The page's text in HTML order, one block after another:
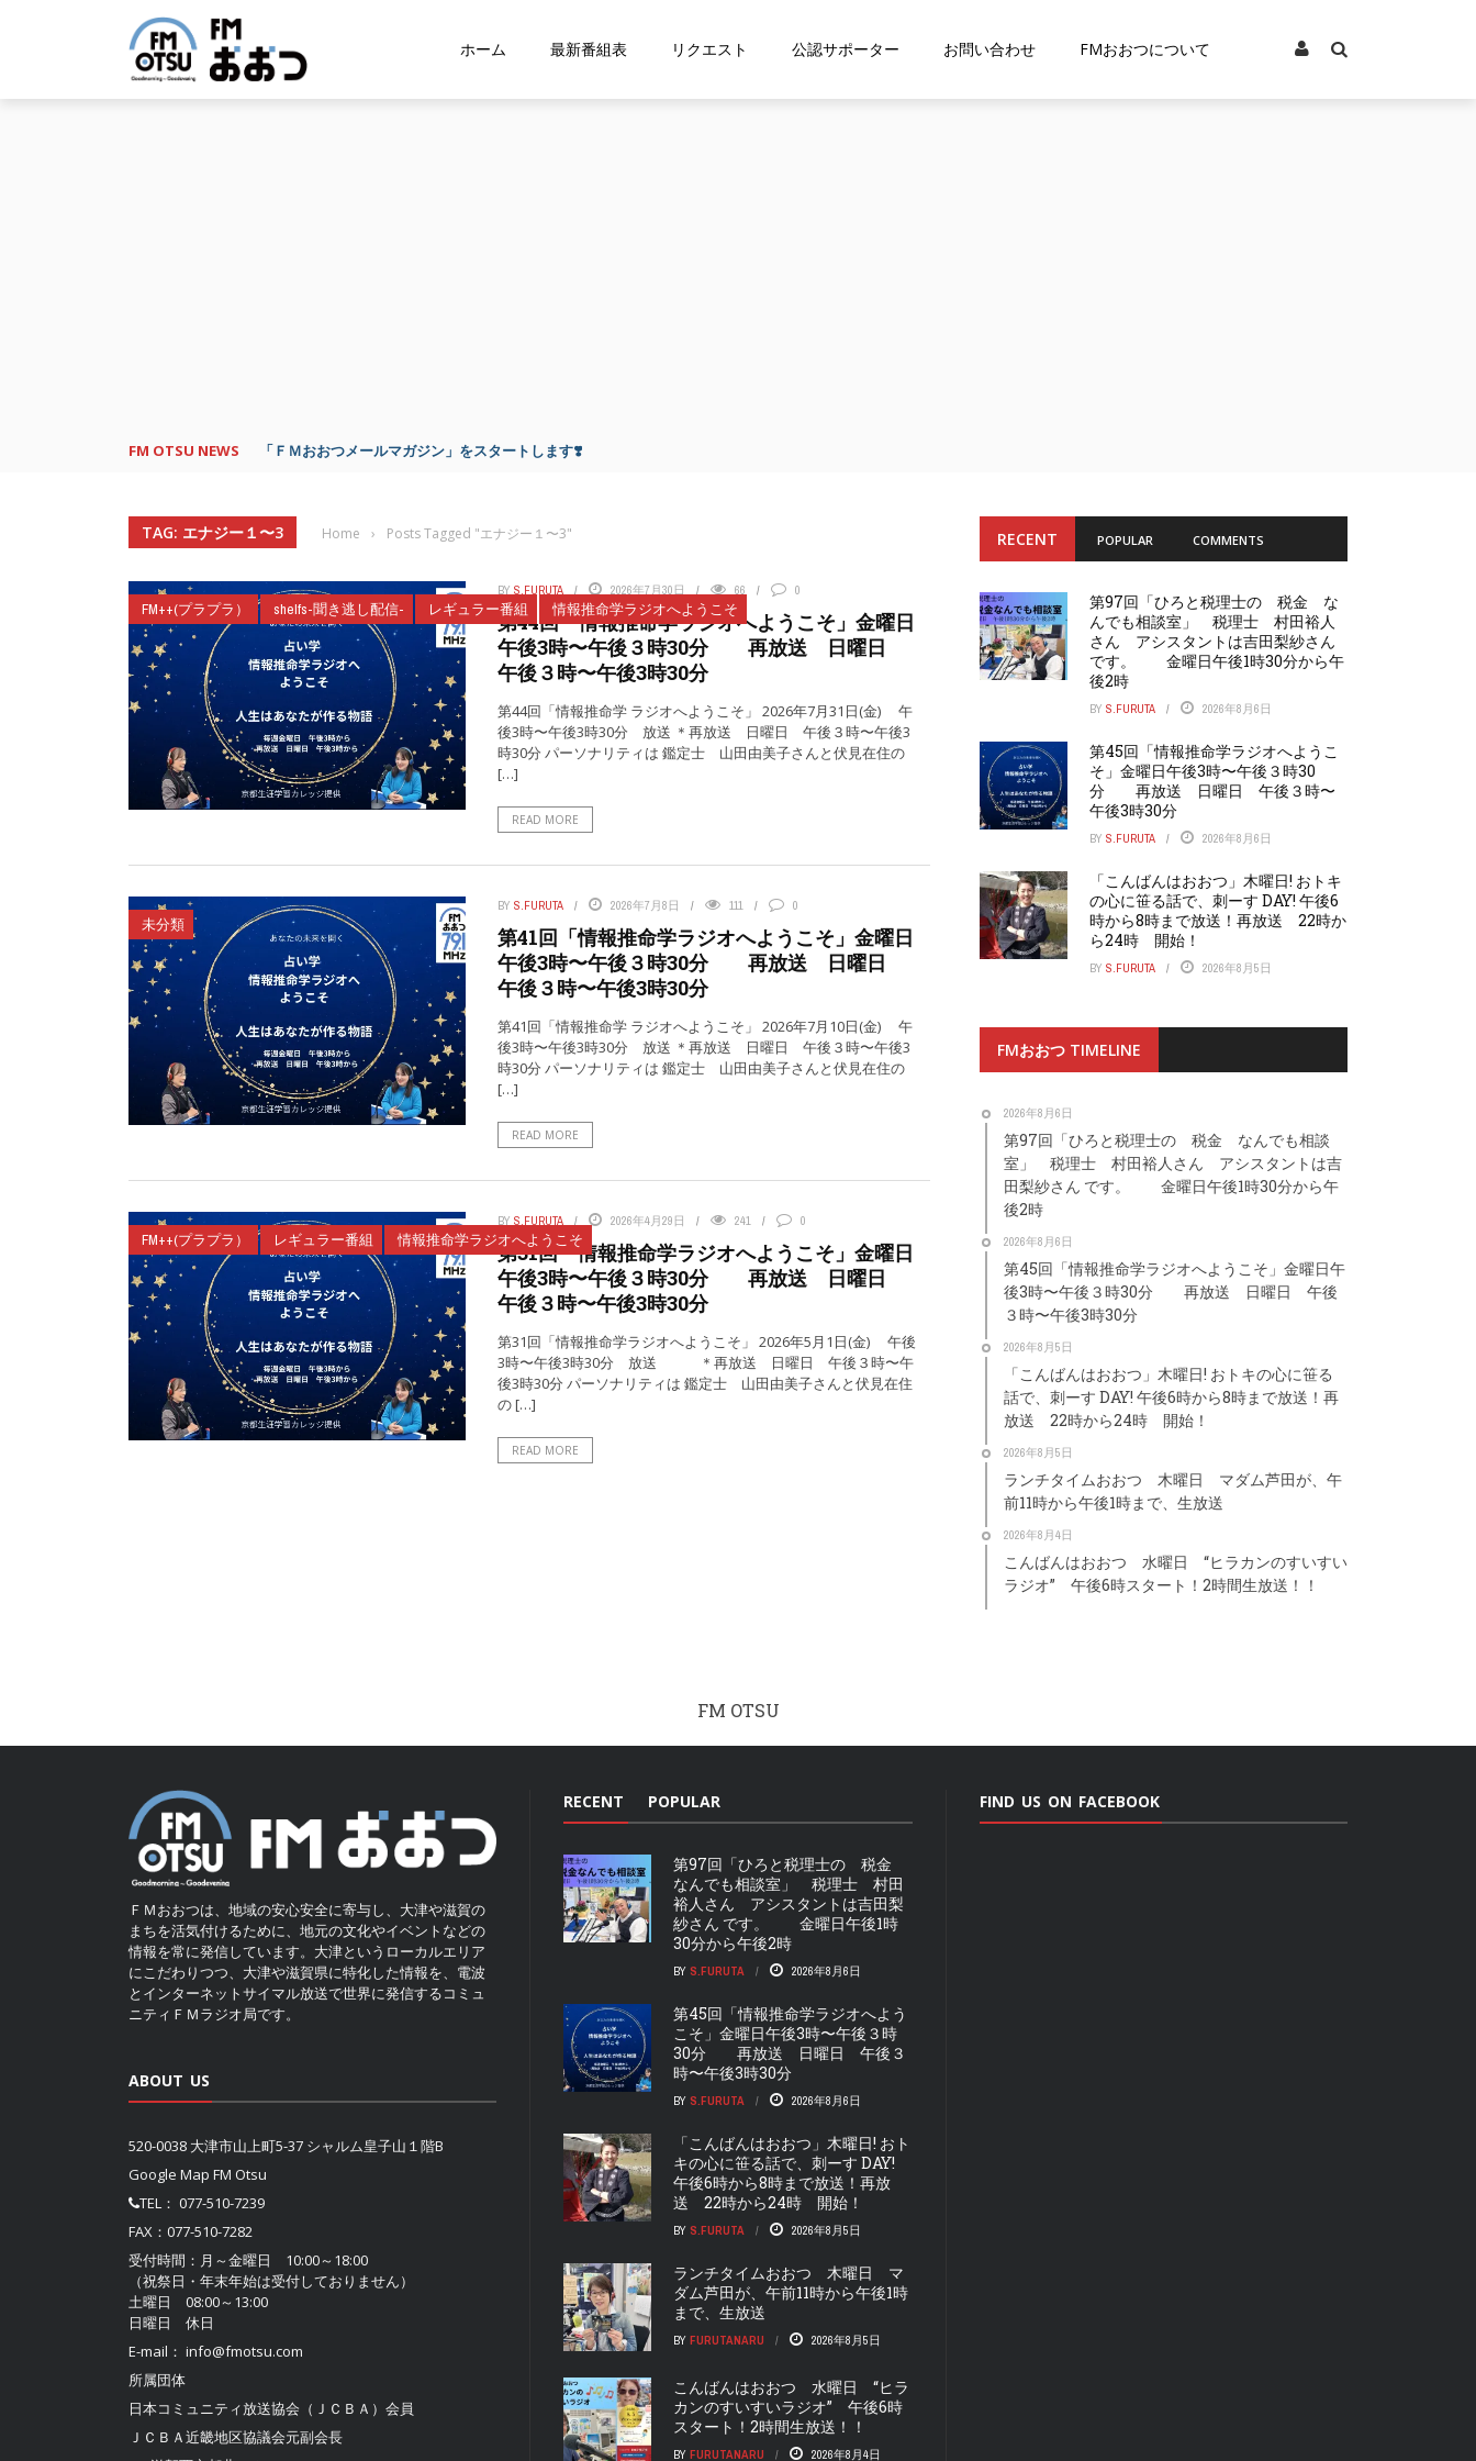
ホーム 最新番組表 リクエスト 公認サポーター お問い合わせ FMおおつについて
FM OTSU NEWS 「ＦＭおおつメールマガジン」をスタートします❣️
TAG: エナジー１〜3 Home › Posts Tagged "エナジー１〜3"
FM++(プラプラ） shelfs-聞き逃し配信- レギュラー番組 情報推命学ラジオへようこそ
BY S.FURUTA 2026年7月30日 66 0
第44回「情報推命学ラジオへようこそ」金曜日
午後3時〜午後３時30分 再放送 日曜日
午後３時〜午後3時30分
第44回「情報推命学 ラジオへようこそ」 2026年7月31日(金) 午
後3時〜午後3時30分 放送 ＊再放送 日曜日 午後３時〜午後3
時30分 パーソナリティは 鑑定士 山田由美子さんと伏見在住の
[…]
READ MORE
未分類
BY S.FURUTA 2026年7月8日 111 0
第41回「情報推命学ラジオへようこそ」金曜日
午後3時〜午後３時30分 再放送 日曜日
午後３時〜午後3時30分
第41回「情報推命学 ラジオへようこそ」 2026年7月10日(金) 午
後3時〜午後3時30分 放送 ＊再放送 日曜日 午後３時〜午後3
時30分 パーソナリティは 鑑定士 山田由美子さんと伏見在住の
[…]
READ MORE
FM++(プラプラ） レギュラー番組 情報推命学ラジオへようこそ
BY S.FURUTA 2026年4月29日 241 0
第31回「情報推命学ラジオへようこそ」金曜日
午後3時〜午後３時30分 再放送 日曜日
午後３時〜午後3時30分
第31回「情報推命学ラジオへようこそ」 2026年5月1日(金) 午後
3時〜午後3時30分 放送 ＊再放送 日曜日 午後３時〜午
後3時30分 パーソナリティは 鑑定士 山田由美子さんと伏見在住
の […]
READ MORE
RECENT POPULAR COMMENTS
第97回「ひろと税理士の 税金 な
んでも相談室」 税理士 村田裕人
さん アシスタントは吉田梨紗さん
です。 金曜日午後1時30分から午
後2時
BY S.FURUTA 2026年8月6日
第45回「情報推命学ラジオへようこ
そ」金曜日午後3時〜午後３時30
分 再放送 日曜日 午後３時〜
午後3時30分
BY S.FURUTA 2026年8月6日
「こんばんはおおつ」木曜日! おトキ
の心に笹る話で、刺ーす DAY! 午後6
時から8時まで放送！再放送 22時か
ら24時 開始！
BY S.FURUTA 2026年8月5日
FMおおつ TIMELINE
2026年8月6日
第97回「ひろと税理士の 税金 なんでも相談
室」 税理士 村田裕人さん アシスタントは吉
田梨紗さん です。 金曜日午後1時30分から午
後2時
2026年8月6日
第45回「情報推命学ラジオへようこそ」金曜日午
後3時〜午後３時30分 再放送 日曜日 午後
３時〜午後3時30分
2026年8月5日
「こんばんはおおつ」木曜日! おトキの心に笹る
話で、刺ーす DAY! 午後6時から8時まで放送！再
放送 22時から24時 開始！
2026年8月5日
ランチタイムおおつ 木曜日 マダム芦田が、午
前11時から午後1時まで、生放送
2026年8月4日
こんばんはおおつ 水曜日 “ヒラカンのすいすい
ラジオ” 午後6時スタート！2時間生放送！！
FM OTSU
ＦＭおおつは、地域の安心安全に寄与し、大津や滋賀の
まちを活気付けるために、地元の文化やイベントなどの
情報を常に発信しています。大津というローカルエリア
にこだわりつつ、大津や滋賀県に特化した情報を、電波
とインターネットサイマル放送で世界に発信するコミュ
ニティＦＭラジオ局です。
ABOUT US
520-0038 大津市山上町5-37 シャルム皇子山１階B
Google Map FM Otsu
TEL： 077-510-7239
FAX：077-510-7282
受付時間：月～金曜日 10:00～18:00
（祝祭日・年末年始は受付しておりません）
土曜日 08:00～13:00
日曜日 休日
E-mail： info@fmotsu.com
所属団体
日本コミュニティ放送協会（ＪＣＢＡ） 会員
ＪＣＢＡ近畿地区協議会元副会長
RECENT POPULAR
第97回「ひろと税理士の 税金
なんでも相談室」 税理士 村田
裕人さん アシスタントは吉田梨
紗さん です。 金曜日午後1時
30分から午後2時
BY S.FURUTA 2026年8月6日
第45回「情報推命学ラジオへよう
こそ」金曜日午後3時〜午後３時
30分 再放送 日曜日 午後３
時〜午後3時30分
BY S.FURUTA 2026年8月6日
「こんばんはおおつ」木曜日! おト
キの心に笹る話で、刺ーす DAY!
午後6時から8時まで放送！再放
送 22時から24時 開始！
BY S.FURUTA 2026年8月5日
ランチタイムおおつ 木曜日 マ
ダム芦田が、午前11時から午後1時
まで、生放送
BY FURUTANARU 2026年8月5日
こんばんはおおつ 水曜日 “ヒラ
カンのすいすいラジオ” 午後6時
スタート！2時間生放送！！
BY FURUTANARU 2026年8月4日
FIND US ON FACEBOOK